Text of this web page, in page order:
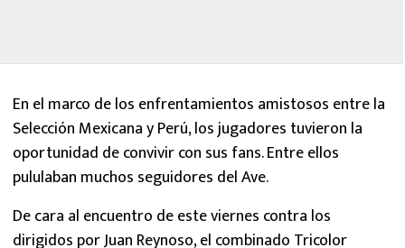
En el marco de los enfrentamientos amistosos entre la
Selección Mexicana y Perú, los jugadores tuvieron la
oportunidad de convivir con sus fans. Entre ellos
pululaban muchos seguidores del Ave.
De cara al encuentro de este viernes contra los
dirigidos por Juan Reynoso, el combinado Tricolor